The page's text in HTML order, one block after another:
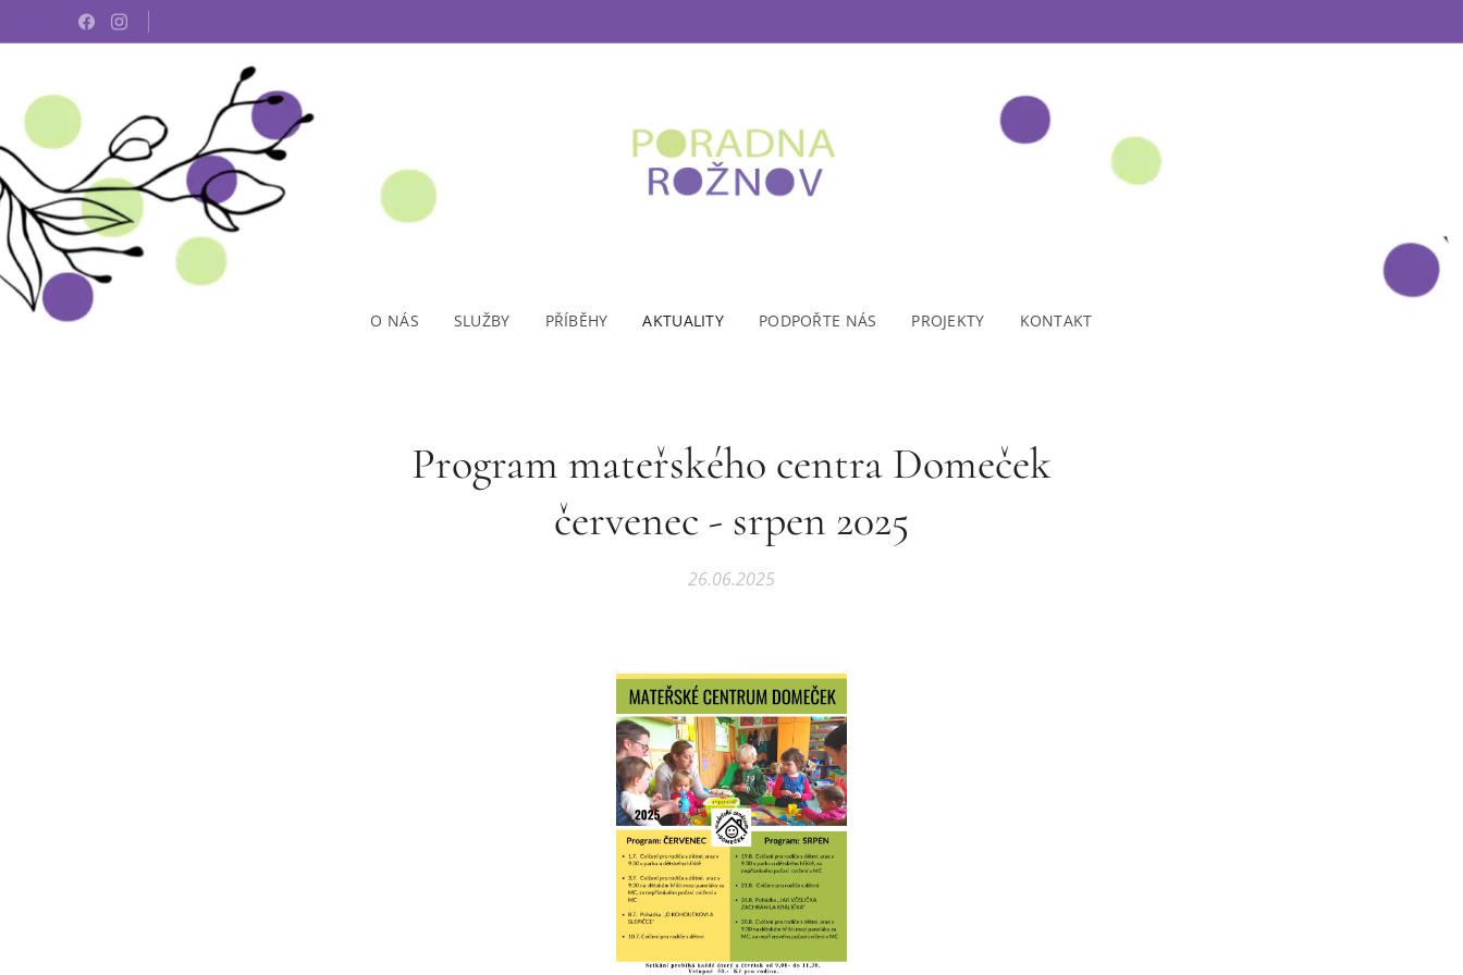
O NÁS SLUŽBY PŘÍBĚHY AKTUALITY PODPOŘTE NÁS PROJEKTY KONTAKT
Program mateřského centra Domeček
červenec - srpen 2025
26.06.2025